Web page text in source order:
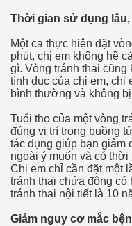
Thời gian sử dụng
Một ca thực hiện đặt
phút, chị em không hề
gì. Vòng tránh thai
tình dục của chị em, chị
bình thường và không
Tuổi thọ của một vòng
đúng vị trí trong buồng
tác dụng giúp bạn giảm
ngoài ý muốn và có
Chị em chỉ cần đặt một
tránh thai chứa động có
tránh thai nội tiết là 10
Giảm nguy cơ mắc